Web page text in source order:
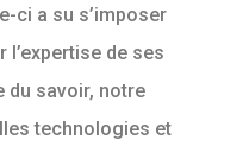
ci a su s’imposer
de ses
du savoir, notre
technologies et